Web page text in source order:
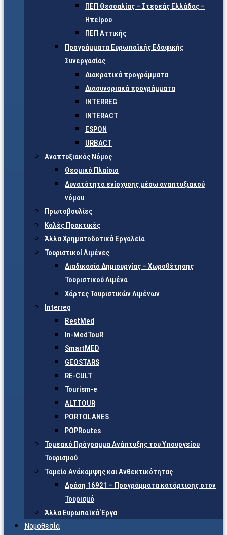
ΠΕΠ Θεσσαλίας – Στερεάς Ελλάδας –
Ηπείρου
ΠΕΠ Αττικής
Προγράμματα Ευρωπαϊκής Εδαφικής
Συνεργασίας
Διακρατικά προγράμματα
Διασυνοριακά προγράμματα
INTERREG
INTERACT
ESPON
URBACT
Αναπτυξιακός Νόμος
Θεσμικό Πλαίσιο
Δυνατότητα ενίσχυσης μέσω αναπτυξιακού
νόμου
Πρωτοβουλίες
Καλές Πρακτικές
Άλλα Χρηματοδοτικά Εργαλεία
Τουριστικοί Λιμένες
Διαδικασία Δημιουργίας – Χωροθέτησης
Τουριστικού Λιμένα
Χάρτες Τουριστικών Λιμένων
Interreg
BestMed
In-MedTouR
SmartMED
GEOSTARS
RE-CULT
Tourism-e
ALTTOUR
PORTOLANES
POPRoutes
Τομεακό Πρόγραμμα Ανάπτυξης του Υπουργείου
Τουρισμού
Ταμείο Ανάκαμψης και Ανθεκτικότητας
Δράση 16921 – Προγράμματα κατάρτισης στον
Τουρισμό
Άλλα Ευρωπαϊκά Έργα
Νομοθεσία